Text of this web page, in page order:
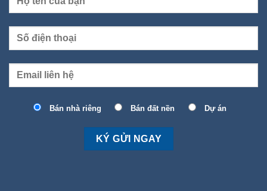
Bán nhà riêng Bán đất nền Dự án